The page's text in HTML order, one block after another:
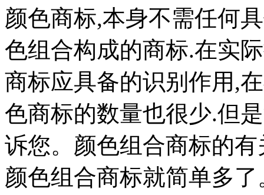
颜色商标,本身不需任何
色组合构成的商标.在实
商标应具备的识别作用,
色商标的数量也很少.但
诉您。颜色组合商标的
颜色组合商标就简单多